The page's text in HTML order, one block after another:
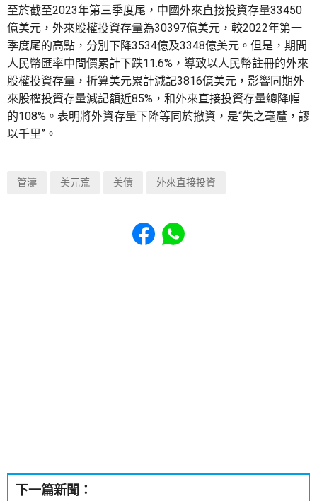
至於截至2023年第三季度尾，中國外來直接投資存量33450
億美元，外來股權投資存量為30397億美元，較2022年第一
季度尾的高點，分別下降3534億及3348億美元。但是，期間
人民幣匯率中間價累計下跌11.6%，導致以人民幣註冊的外來
股權投資存量，折算美元累計減記3816億美元，影響同期外
來股權投資存量減記額近85%，和外來直接投資存量總降幅
的108%。表明將外資存量下降等同於撤資，是“失之毫釐，謬
以千里”。
管濤 美元荒 美債 外來直接投資
Share to Facebook
Share to WhatsApp
下一篇新聞：